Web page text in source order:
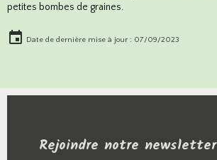
petites bombes de graines.
Date de dernière mise à jour : 07/09/2023
Rejoindre notre newsletter